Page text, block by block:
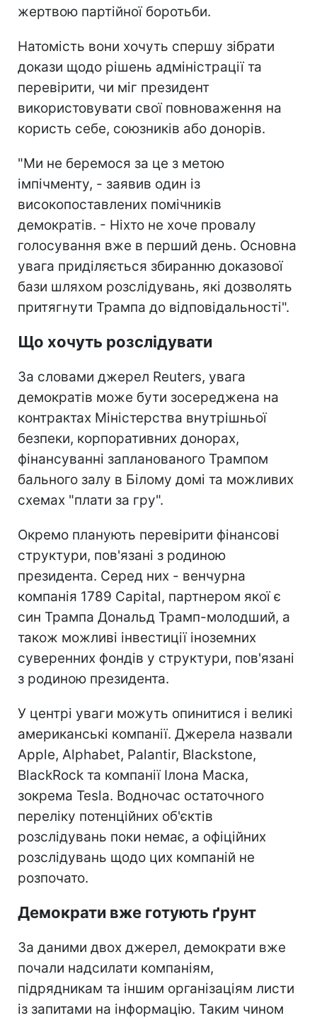
жертвою партійної боротьби.
Натомість вони хочуть спершу зібрати
докази щодо рішень адміністрації та
перевірити, чи міг президент
використовувати свої повноваження на
користь себе, союзників або донорів.
"Ми не беремося за це з метою
імпічменту, - заявив один із
високопоставлених помічників
демократів. - Ніхто не хоче провалу
голосування вже в перший день. Основна
увага приділяється збиранню доказової
бази шляхом розслідувань, які дозволять
притягнути Трампа до відповідальності".
Що хочуть розслідувати
За словами джерел Reuters, увага
демократів може бути зосереджена на
контрактах Міністерства внутрішньої
безпеки, корпоративних донорах,
фінансуванні запланованого Трампом
бального залу в Білому домі та можливих
схемах "плати за гру".
Окремо планують перевірити фінансові
структури, пов'язані з родиною
президента. Серед них - венчурна
компанія 1789 Capital, партнером якої є
син Трампа Дональд Трамп-молодший, а
також можливі інвестиції іноземних
суверенних фондів у структури, пов'язані
з родиною президента.
У центрі уваги можуть опинитися і великі
американські компанії. Джерела назвали
Apple, Alphabet, Palantir, Blackstone,
BlackRock та компанії Ілона Маска,
зокрема Tesla. Водночас остаточного
переліку потенційних об'єктів
розслідувань поки немає, а офіційних
розслідувань щодо цих компаній не
розпочато.
Демократи вже готують ґрунт
За даними двох джерел, демократи вже
почали надсилати компаніям,
підрядникам та іншим організаціям листи
із запитами на інформацію. Таким чином